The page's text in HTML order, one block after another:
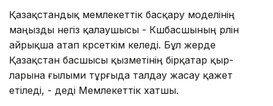
Қазақстандық мемлекеттік басқару моделінің
маңызды негіз қалаушысы - Көшбасшының рөлін
айрықша атап көрсеткім келеді. Бұл жерде
Қазақстан басшысы қызметінің бірқатар қыр­
ларына ғылыми тұрғыда талдау жасау қажет
етіледі, - деді Мемлекеттік хатшы.